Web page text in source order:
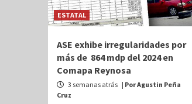
ESTATAL
ASE exhibe irregularidades por
más de 864 mdp del 2024 en
Comapa Reynosa
3 semanas atrás | Por Agustin Peña
Cruz